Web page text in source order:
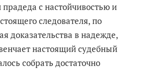
с настойчивостью и
следователя, по
доказательства в надежде,
настоящий судебный
собрать достаточно